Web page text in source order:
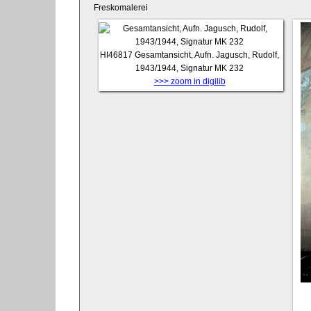
Freskomalerei
HI46817 Gesamtansicht, Aufn. Jagusch, Rudolf,
1943/1944, Signatur MK 232
>>> zoom in digilib